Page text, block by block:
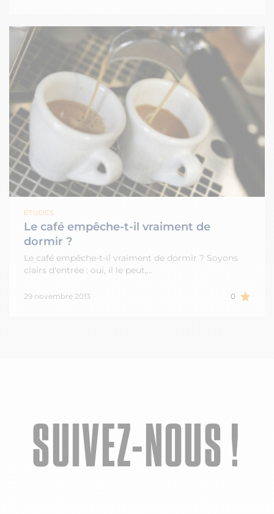
ÉTUDES
Le café empêche-t-il vraiment de
dormir ?
Le café empêche-t-il vraiment de dormir ? Soyons
clairs d'entrée : oui, il le peut,…
29 novembre 2013 0
SUIVEZ-NOUS !